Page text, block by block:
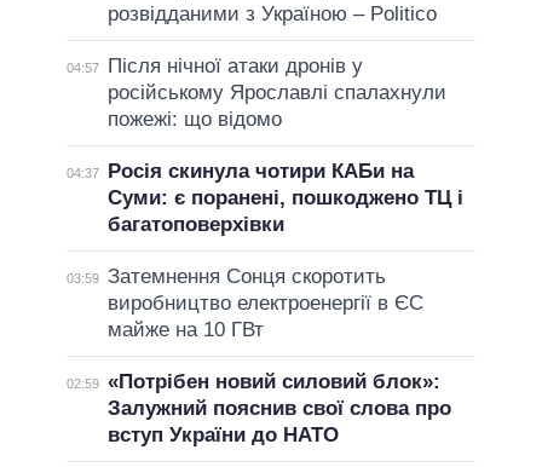
розвідданими з Україною – Politico
04:57
Після нічної атаки дронів у
російському Ярославлі спалахнули
пожежі: що відомо
04:37
Росія скинула чотири КАБи на
Суми: є поранені, пошкоджено ТЦ і
багатоповерхівки
03:59 Затемнення Сонця скоротить
виробництво електроенергії в ЄС
майже на 10 ГВт
02:59 «Потрібен новий силовий блок»:
Залужний пояснив свої слова про
вступ України до НАТО